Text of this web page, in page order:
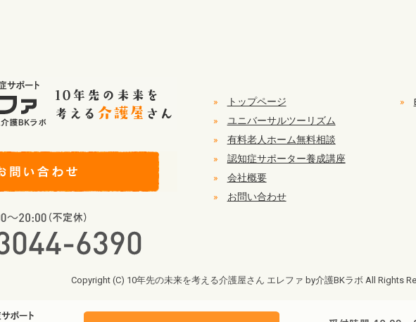
»
トップページ
»
ユニバーサルツーリズム
»
有料老人ホーム無料相談
»
認知症サポーター養成講座
»
会社概要
»
お問い合わせ
»
Copyright (C) 10年先の未来を考える介護屋さん エレファ by介護BKラボ All Rights